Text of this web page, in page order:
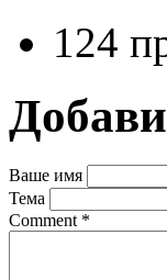
124
Ваше имя
Тема
Comment *